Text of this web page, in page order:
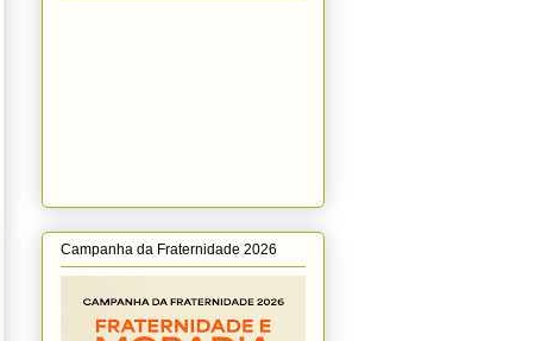
Campanha da Fraternidade 2026